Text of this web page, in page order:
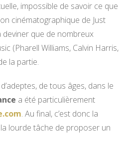
impossible de savoir ce que
cinématographique de Just
deviner que de nombreux
(Pharell Williams, Calvin Harris,
la partie.
de tous âges, dans le
a été particulièrement
. Au final, c’est donc la
lourde tâche de proposer un